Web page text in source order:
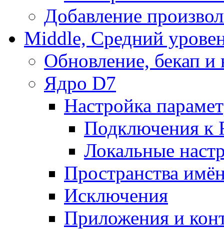
Добавление
Middle, Средний
Обновление, бекап и
Ядро D7
Настройка
Подключения к
Локальные
Пространства
Исключения
Приложения и